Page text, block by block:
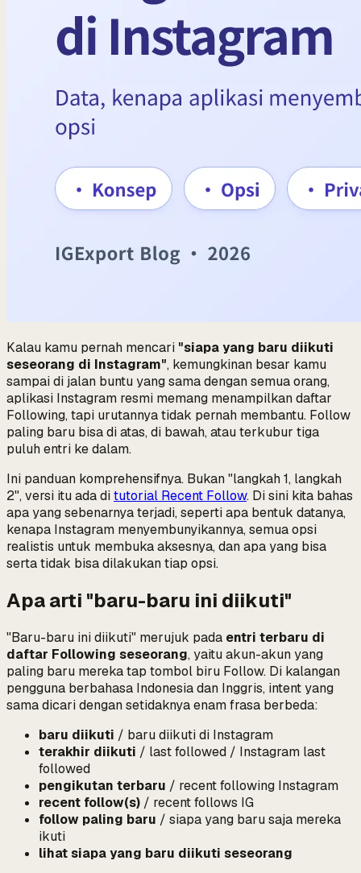
Kalau kamu pernah mencari "siapa yang baru diikuti
seseorang di Instagram", kemungkinan besar kamu
sampai di jalan buntu yang sama dengan semua orang,
aplikasi Instagram resmi memang menampilkan daftar
Following, tapi urutannya tidak pernah membantu. Follow
paling baru bisa di atas, di bawah, atau terkubur tiga
puluh entri ke dalam.
Ini panduan komprehensifnya. Bukan "langkah 1, langkah
2", versi itu ada ditutorial Recent Follow. Di sini kita bahas
apa yang sebenarnya terjadi, seperti apa bentuk datanya,
kenapa Instagram menyembunyikannya, semua opsi
realistis untuk membuka aksesnya, dan apa yang bisa
serta tidak bisa dilakukan tiap opsi.
Apa arti "baru-baru ini diikuti"
"Baru-baru ini diikuti" merujuk pada entri terbaru di
daftar Following seseorang, yaitu akun-akun yang
paling baru mereka tap tombol biru Follow. Di kalangan
pengguna berbahasa Indonesia dan Inggris, intent yang
sama dicari dengan setidaknya enam frasa berbeda:
baru diikuti / baru diikuti di Instagram
terakhir diikuti / last followed / Instagram last
followed
pengikutan terbaru / recent following Instagram
recent follow(s) / recent follows IG
follow paling baru / siapa yang baru saja mereka
ikuti
lihat siapa yang baru diikuti seseorang